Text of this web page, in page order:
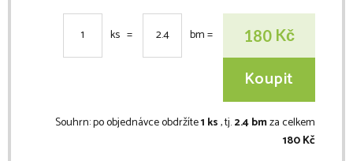
ks = bm= 180 Kč
Koupit
Souhrn:po objednávce obdržíte1 ks, tj.2.4 bmza celkem
180 Kč